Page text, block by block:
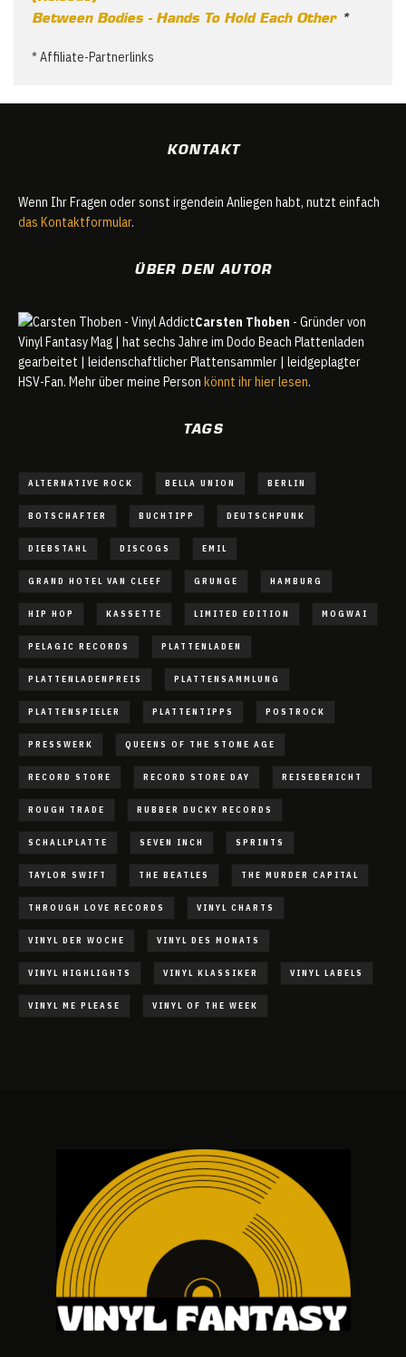
Between Bodies - Hands To Hold Each Other*
* Affiliate-Partnerlinks
KONTAKT
Wenn Ihr Fragen oder sonst irgendein Anliegen habt, nutzt einfach
das Kontaktformular.
ÜBER DEN AUTOR
Carsten Thoben - Gründer von
Vinyl Fantasy Mag | hat sechs Jahre im Dodo Beach Plattenladen
gearbeitet | leidenschaftlicher Plattensammler | leidgeplagter
HSV-Fan. Mehr über meine Person könnt ihr hier lesen.
TAGS
ALTERNATIVE ROCK BELLA UNION BERLIN
BOTSCHAFTER BUCHTIPP DEUTSCHPUNK
DIEBSTAHL DISCOGS EMIL
GRAND HOTEL VAN CLEEF GRUNGE HAMBURG
HIP HOP KASSETTE LIMITED EDITION MOGWAI
PELAGIC RECORDS PLATTENLADEN
PLATTENLADENPREIS PLATTENSAMMLUNG
PLATTENSPIELER PLATTENTIPPS POSTROCK
PRESSWERK QUEENS OF THE STONE AGE
RECORD STORE RECORD STORE DAY REISEBERICHT
ROUGH TRADE RUBBER DUCKY RECORDS
SCHALLPLATTE SEVEN INCH SPRINTS
TAYLOR SWIFT THE BEATLES THE MURDER CAPITAL
THROUGH LOVE RECORDS VINYL CHARTS
VINYL DER WOCHE VINYL DES MONATS
VINYL HIGHLIGHTS VINYL KLASSIKER VINYL LABELS
VINYL ME PLEASE VINYL OF THE WEEK